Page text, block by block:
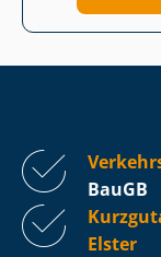
BauGB
Elster